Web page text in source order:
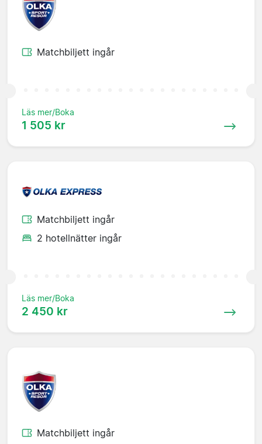
Matchbiljett ingår
Läs mer/Boka
1 505 kr
Matchbiljett ingår
2 hotellnätter ingår
Läs mer/Boka
2 450 kr
Matchbiljett ingår